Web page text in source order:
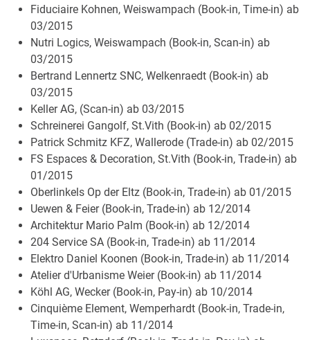
Fiduciaire Kohnen, Weiswampach (Book-in, Time-in) ab
03/2015
Nutri Logics, Weiswampach (Book-in, Scan-in) ab
03/2015
Bertrand Lennertz SNC, Welkenraedt (Book-in) ab
03/2015
Keller AG, (Scan-in) ab 03/2015
Schreinerei Gangolf, St.Vith (Book-in) ab 02/2015
Patrick Schmitz KFZ, Wallerode (Trade-in) ab 02/2015
FS Espaces & Decoration, St.Vith (Book-in, Trade-in) ab
01/2015
Oberlinkels Op der Eltz (Book-in, Trade-in) ab 01/2015
Uewen & Feier (Book-in, Trade-in) ab 12/2014
Architektur Mario Palm (Book-in) ab 12/2014
204 Service SA (Book-in, Trade-in) ab 11/2014
Elektro Daniel Koonen (Book-in, Trade-in) ab 11/2014
Atelier d'Urbanisme Weier (Book-in) ab 11/2014
Köhl AG, Wecker (Book-in, Pay-in) ab 10/2014
Cinquième Element, Wemperhardt (Book-in, Trade-in,
Time-in, Scan-in) ab 11/2014